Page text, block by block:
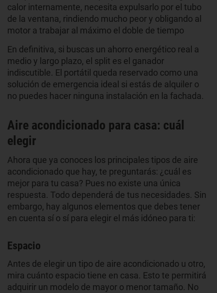
calor internamente, necesita expulsarlo por el tubo
de la ventana, rindiendo mucho peor y obligando al
motor a trabajar al máximo el doble de tiempo
En definitiva, si buscas un ahorro energético real a
medio y largo plazo, el split es el ganador
indiscutible. El portátil queda reservado como una
solución de emergencia ideal si estás de alquiler o
no puedes hacer ninguna instalación en la fachada.
Aire acondicionado para casa: cuál
elegir
Ahora que ya conoces los principales tipos de aire
acondicionado que hay, te preguntarás: ¿cuál es
mejor para tu casa? Pues no existe una única
respuesta. Todo dependerá de tus necesidades. Sin
embargo, hay algunos elementos que debes tener
en cuenta sí o sí para elegir el más idóneo para ti:
Espacio
Antes de elegir un tipo de aire acondicionado u otro,
mira cuánto espacio tiene en casa. Esto te permitirá
adquirir un modelo de mayor o menor tamaño. No